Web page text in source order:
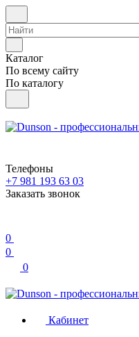
Каталог
По всему сайту
По каталогу
Телефоны
+7 981 193 63 03
Заказать звонок
0
0
0
Кабинет